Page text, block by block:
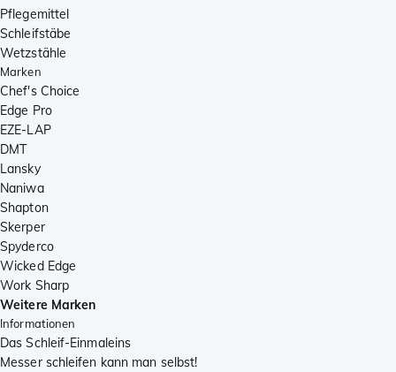
Pflegemittel
Schleifstäbe
Wetzstähle
Marken
Chef's Choice
Edge Pro
EZE-LAP
DMT
Lansky
Naniwa
Shapton
Skerper
Spyderco
Wicked Edge
Work Sharp
Weitere Marken
Informationen
Das Schleif-Einmaleins
Messer schleifen kann man selbst!